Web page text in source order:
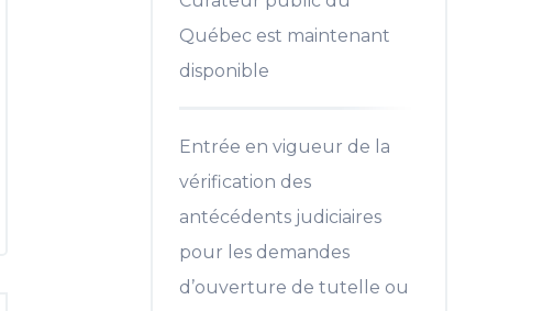
Québec est maintenant
disponible
Entrée en vigueur de la
vérification des
antécédents judiciaires
pour les demandes
d’ouverture de tutelle ou